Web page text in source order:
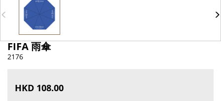
FIFA 雨傘
2176
HKD 108.00